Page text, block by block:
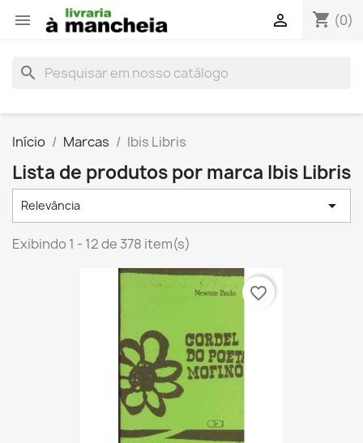
 shopping_cart (0)

search
Início Marcas Ibis Libris
Lista de produtos por marca Ibis Libris
Relevância 
Exibindo 1 - 12 de 378 item(s)
favorite_border